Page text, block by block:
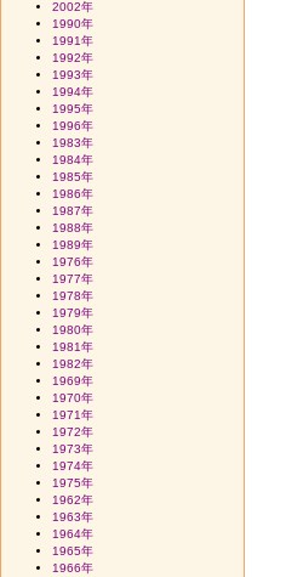
2002年
1990年
1991年
1992年
1993年
1994年
1995年
1996年
1983年
1984年
1985年
1986年
1987年
1988年
1989年
1976年
1977年
1978年
1979年
1980年
1981年
1982年
1969年
1970年
1971年
1972年
1973年
1974年
1975年
1962年
1963年
1964年
1965年
1966年